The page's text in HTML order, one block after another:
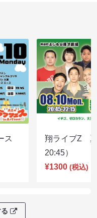
ス
翔ライブZ
20:45）
¥1300 (税込)